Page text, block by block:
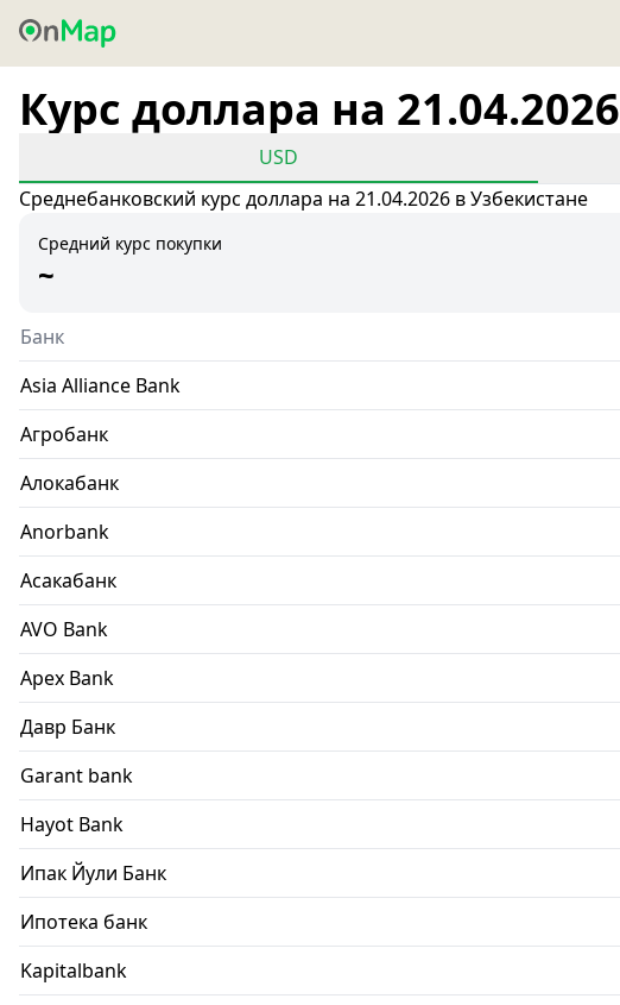
Курс доллара на 21.04.2026
USD
Среднебанковский курс доллара на 21.04.2026 в Узбекистане
Средний курс покупки
~
Банк
Asia Alliance Bank
Агробанк
Алокабанк
Anorbank
Асакабанк
AVO Bank
Apex Bank
Давр Банк
Garant bank
Hayot Bank
Ипак Йули Банк
Ипотека банк
Kapitalbank